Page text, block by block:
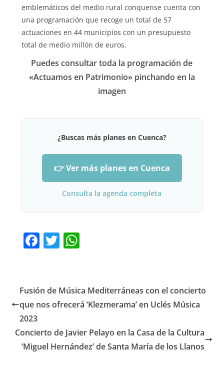
emblemáticos del medio rural conquense cuenta con
una programación que recoge un total de 57
actuaciones en 44 municipios con un presupuesto
total de medio millón de euros.
Puedes consultar toda la programación de
«Actuamos en Patrimonio» pinchando en la
imagen
¿Buscas más planes en Cuenca?
👉 Ver más planes en Cuenca
Consulta la agenda completa
F
e
b
o
k
T
er
W
s
A
p
Fusión de Música Mediterráneas con el concierto
que nos ofrecerá ‘Klezmerama’ en Uclés Música
2023
Concierto de Javier Pelayo en la Casa de la Cultura
‘Miguel Hernández’ de Santa María de los Llanos